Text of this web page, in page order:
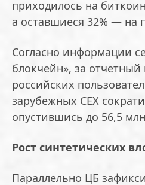
приходилось на
а оставшиеся 32% — на
Согласно информации
блокчейн», за
российских
зарубежных CEX
опустившись до 56,5
Рост синтетических
Параллельно ЦБ